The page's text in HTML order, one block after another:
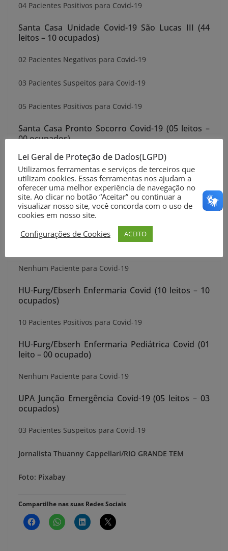
04 Pacientes Positivos para Covid-19
Santa Casa Unidade Covid-19 São Lucas III (44
leitos – 10 ocupados)
02 Pacientes Negativos para Covid-19
03 Pacientes Suspeitos para Covid-19
05 Pacientes Positivos para Covid-19
Santa Casa Pronto Socorro Covid-19 (05 leitos –
00 ocupados)
Nenhum Paciente para Covid-19
HU-Furg/Ebserh UTI Pediátrica Covid-19 (01 leito
– 00 ocupado)
Nenhum Paciente para Covid-19
HU-Furg/Ebserh SPA Covid (06 leitos – 00
Nenhum Paciente para Covid-19
HU-Furg/Ebserh Enfermaria Covid (10 leitos – 10
ocupados)
10 Pacientes Positivos para Covid-19
HU-Furg/Ebserh Enfermaria Pediátrica Covid (01
leito – 00 ocupado)
Nenhum Paciente para Covid-19
UPA Junção Emergência Covid-19 (05 leitos – 03
ocupados)
03 Pacientes Suspeitos para Covid-19
Jornalista Thuanny Cappellari/RIO GRANDE TEM
Foto: Pixabay
Compartilhe nas suas Redes Sociais
Lei Geral de Proteção de Dados(LGPD)
Utilizamos ferramentas e serviços de terceiros que
utilizam cookies. Essas ferramentas nos ajudam a
oferecer uma melhor experiência de navegação no
site. Ao clicar no botão “Aceitar” ou continuar a
visualizar nosso site, você concorda com o uso de
cookies em nosso site.
Configurações de Cookies
ACEITO